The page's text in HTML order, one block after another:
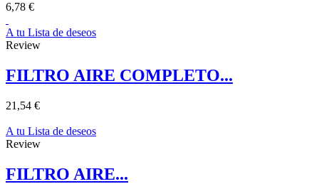
6,78 €
A tu Lista de deseos
Review
FILTRO AIRE COMPLETO...
21,54 €
A tu Lista de deseos
Review
FILTRO AIRE...